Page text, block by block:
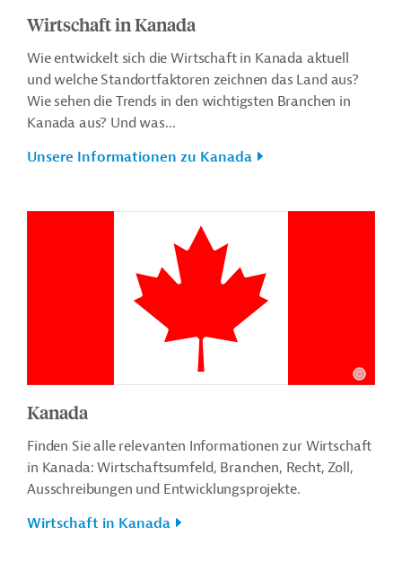
Wirtschaft in Kanada
Wie entwickelt sich die Wirtschaft in Kanada aktuell
und welche Standortfaktoren zeichnen das Land aus?
Wie sehen die Trends in den wichtigsten Branchen in
Kanada aus? Und was...
Unsere Informationen zu Kanada
Kanada
Finden Sie alle relevanten Informationen zur Wirtschaft
in Kanada: Wirtschaftsumfeld, Branchen, Recht, Zoll,
Ausschreibungen und Entwicklungsprojekte.
Wirtschaft in Kanada